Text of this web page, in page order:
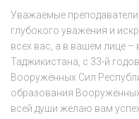
Уважаемые
глубокого уважения и
всех вас, а в вашем лице
Таджикистана, с 33-й
Вооружённых Сил
образования
всей души желаю вам